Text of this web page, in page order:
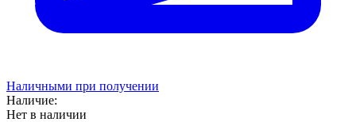
Наличными при получении
Наличие:
Нет в наличии